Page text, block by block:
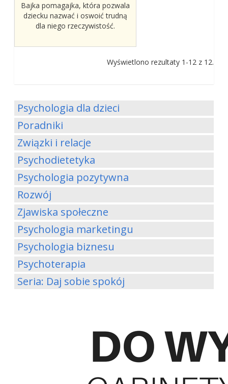
Bajka pomagajka, która pozwala
dziecku nazwać i oswoić trudną
dla niego rzeczywistość.
Wyświetlono rezultaty 1-12 z 12.
Psychologia dla dzieci
Poradniki
Związki i relacje
Psychodietetyka
Psychologia pozytywna
Rozwój
Zjawiska społeczne
Psychologia marketingu
Psychologia biznesu
Psychoterapia
Seria: Daj sobie spokój